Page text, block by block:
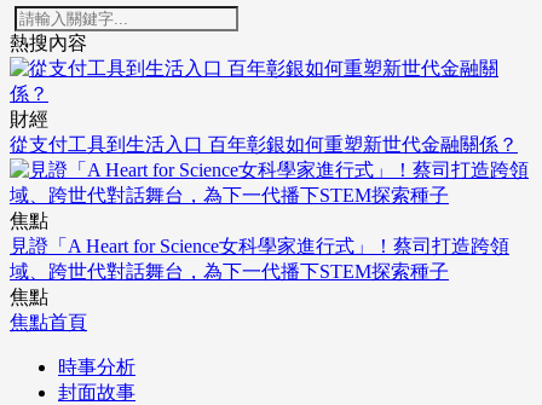
熱搜內容
財經
從支付工具到生活入口 百年彰銀如何重塑新世代金融關係？
焦點
見證「A Heart for Science女科學家進行式」！蔡司打造跨領
域、跨世代對話舞台，為下一代播下STEM探索種子
焦點
焦點首頁
時事分析
封面故事